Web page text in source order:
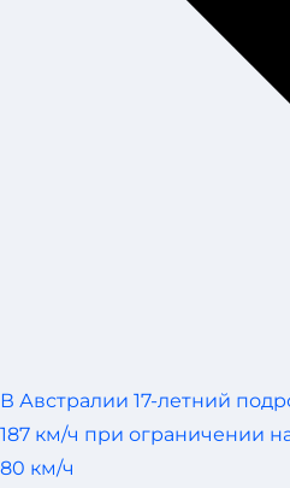
В Австралии 17-летний
187 км/ч при ограничении
80 км/ч